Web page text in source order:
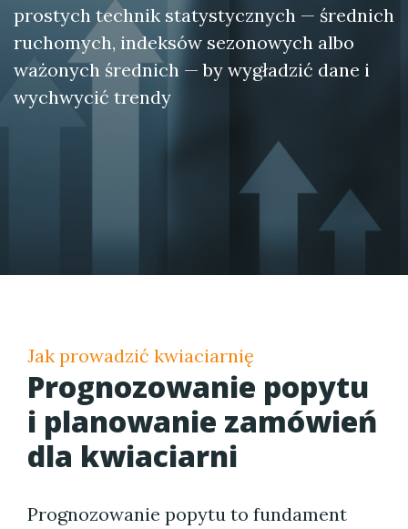
prostych technik statystycznych — średnich
ruchomych, indeksów sezonowych albo
ważonych średnich — by wygładzić dane i
wychwycić trendy
Jak prowadzić kwiaciarnię
Prognozowanie popytu
i planowanie zamówień
dla kwiaciarni
Prognozowanie popytu to fundament